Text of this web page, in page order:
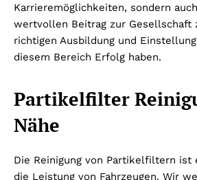
Karrieremöglichkeiten, sondern
wertvollen Beitrag zur Gesellschaft
richtigen Ausbildung und
diesem Bereich Erfolg haben.
Partikelfilter
Nähe
Die Reinigung von Partikelfiltern ist
die Leistung von Fahrzeugen. Wir